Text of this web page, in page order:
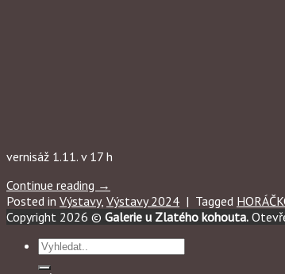
vernisáž 1.11. v 17 h
Continue reading →
Posted in Výstavy, Výstavy 2024 | Tagged
Copyright 2026 © Galerie u Zlatého kohouta.
Hledat: